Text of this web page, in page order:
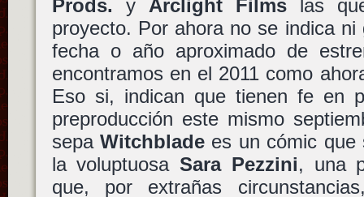
Prods. y Arclight Filmslas
proyecto. Por ahora no se indica
fecha o año aproximado de
encontramos en el 2011 como
Eso si, indican que tienen fe en
preproducción este mismo
sepa Witchblade es un cómic
la voluptuosaSara Pezzini, una
que, por extrañas